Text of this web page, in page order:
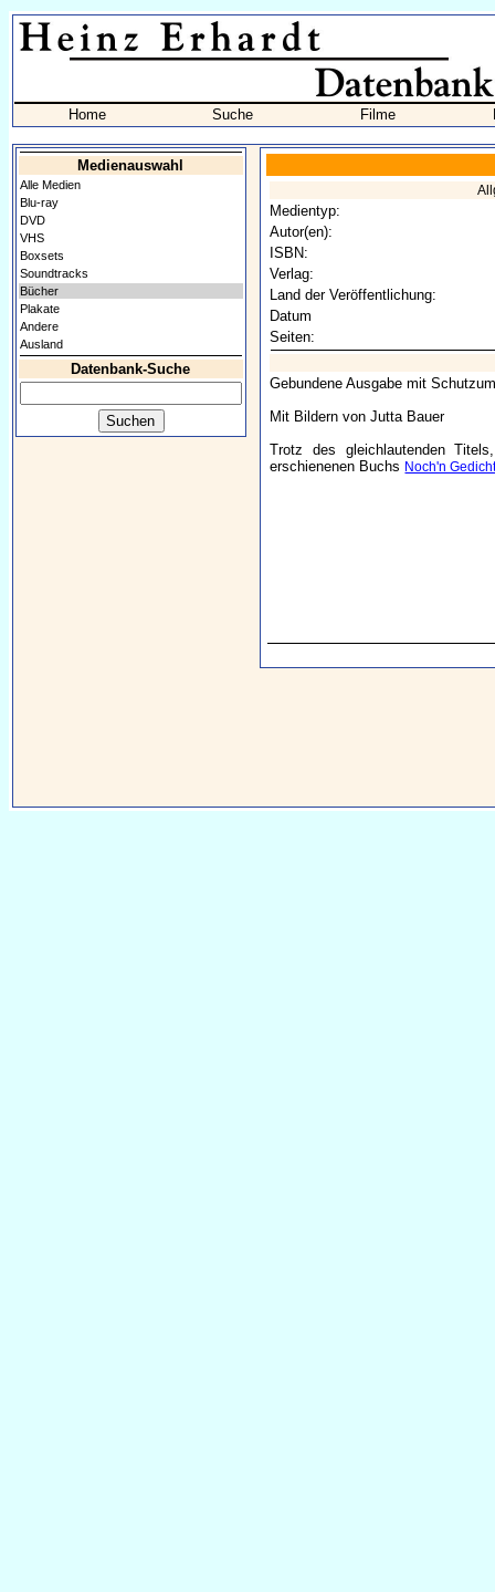
Home Suche Filme
Medienauswahl
Alle Medien
Blu-ray
DVD
VHS
Boxsets
Soundtracks
Bücher
Plakate
Andere
Ausland
Datenbank-Suche
Medientyp:
Autor(en):
ISBN:
Verlag:
Land der Veröffentlichung:
Datum
Seiten:
Gebundene Ausgabe mit
Mit Bildern von Jutta Bauer
Trotz des gleichlautenden
erschienenen Buchs Noch'n